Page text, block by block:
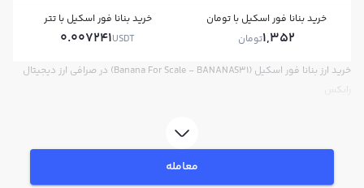
خرید بنانا فور اسکیل با تومان
1,352تومان
خرید بنانا فور اسکیل با تتر
0.007241USDT
خرید ارز بنانا فور اسکیل (Banana For Scale - BANANAS31) در صرافی ارز دیجیتال
رابکس
معامله